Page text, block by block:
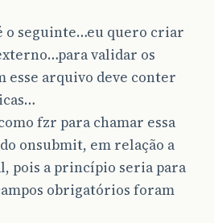
o seguinte…eu quero criar
validar os
esse arquivo deve conter
fzr para chamar essa
onsubmit, em relação a
pois a princípio seria para
obrigatórios foram